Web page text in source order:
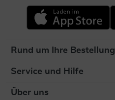
Rund um Ihre Bestellung
Service und Hilfe
Über uns